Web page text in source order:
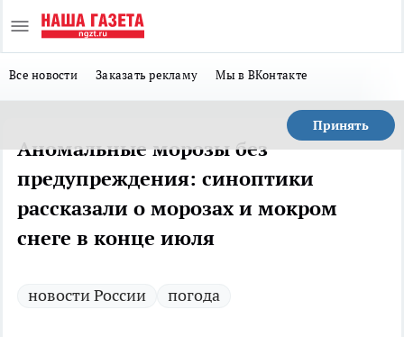
Все новости Заказать рекламу Мы в ВКонтакте
Принять
Аномальные морозы без
предупреждения: синоптики
рассказали о морозах и мокром
снеге в конце июля
новости России погода